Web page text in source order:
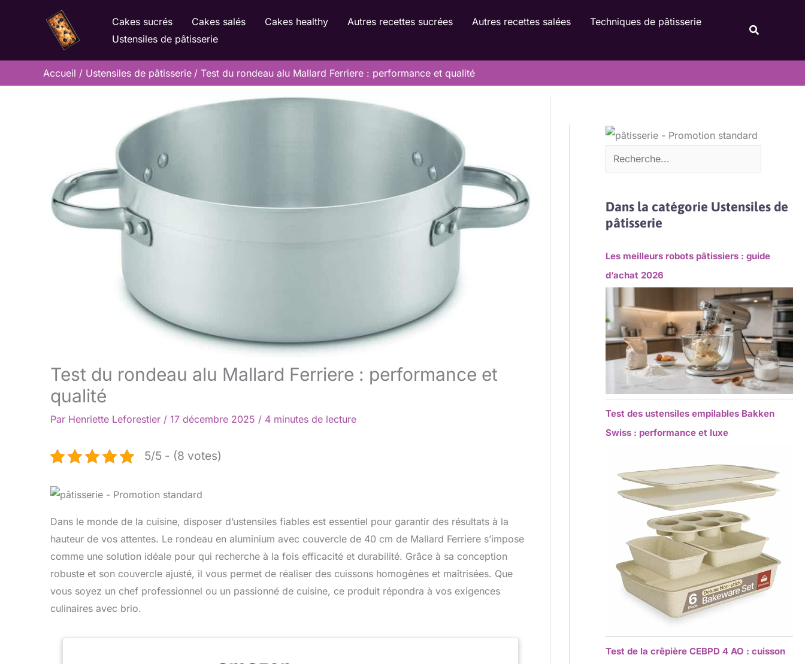
Cakes sucrés Cakes salés Cakes healthy Autres recettes sucrées Autres recettes salées
Techniques de pâtisserie
Ustensiles de pâtisserie
Accueil Ustensiles de pâtisserie Test du rondeau alu Mallard Ferriere : performance et qualité
Test du rondeau alu Mallard Ferriere : performance et
qualité
Par Henriette Leforestier / 17 décembre 2025 / 4 minutes de lecture
5/5 - (8 votes)
Dans le monde de la cuisine, disposer d’ustensiles fiables est essentiel pour garantir des résultats à la
hauteur de vos attentes. Le rondeau en aluminium avec couvercle de 40 cm de Mallard Ferriere s’impose
comme une solution idéale pour qui recherche à la fois efficacité et durabilité. Grâce à sa conception
robuste et son couvercle ajusté, il vous permet de réaliser des cuissons homogènes et maîtrisées. Que
vous soyez un chef professionnel ou un passionné de cuisine, ce produit répondra à vos exigences
culinaires avec brio.
Dans la catégorie Ustensiles de
pâtisserie
Les meilleurs robots pâtissiers : guide
d’achat 2026
Test des ustensiles empilables Bakken
Swiss : performance et luxe
Test de la crêpière CEBPD 4 AO : cuisson